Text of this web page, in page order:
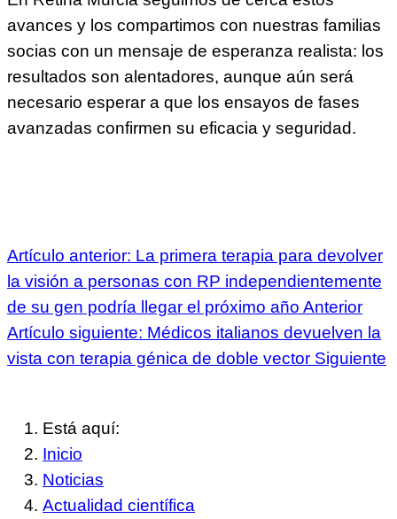
avances y los compartimos con nuestras familias
socias con un mensaje de esperanza realista: los
resultados son alentadores, aunque aún será
necesario esperar a que los ensayos de fases
avanzadas confirmen su eficacia y seguridad.
Artículo anterior: La primera terapia para devolver
la visión a personas con RP independientemente
de su gen podría llegar el próximo año Anterior
Artículo siguiente: Médicos italianos devuelven la
vista con terapia génica de doble vector Siguiente
Está aquí:
Inicio
Noticias
Actualidad científica